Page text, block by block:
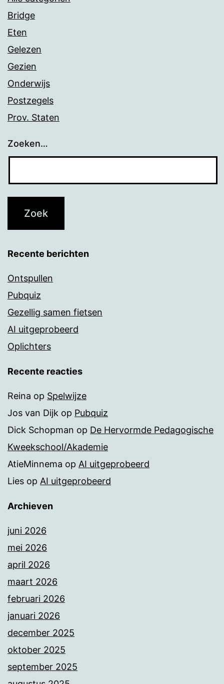
Bridge
Eten
Gelezen
Gezien
Onderwijs
Postzegels
Prov. Staten
Zoeken…
Recente berichten
Ontspullen
Pubquiz
Gezellig samen fietsen
AI uitgeprobeerd
Oplichters
Recente reacties
Reina op Spelwijze
Jos van Dijk op Pubquiz
Dick Schopman op De Hervormde Pedagogische
Kweekschool/Akademie
AtieMinnema op AI uitgeprobeerd
Lies op AI uitgeprobeerd
Archieven
juni 2026
mei 2026
april 2026
maart 2026
februari 2026
januari 2026
december 2025
oktober 2025
september 2025